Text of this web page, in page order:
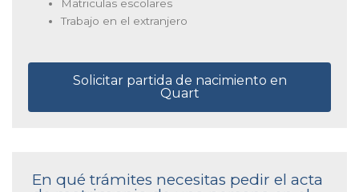
Matriculas escolares
Trabajo en el extranjero
Solicitar partida de nacimiento en
Quart
En qué trámites necesitas pedir el acta